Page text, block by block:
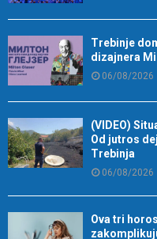
Trebinje
dizajnera
06/08/2026
(VIDEO)
Od jutros
Trebinja
06/08/2026
Ova tri